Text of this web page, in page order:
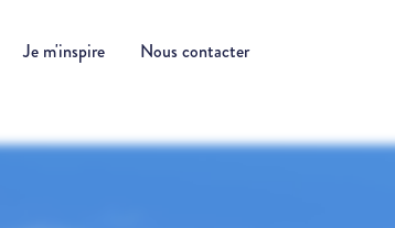
Je m'inspire Nous contacter